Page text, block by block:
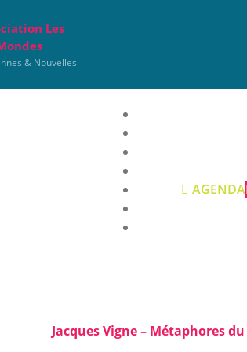
& Nouvelles
AGENDA
Jacques Vigne – Métaphores